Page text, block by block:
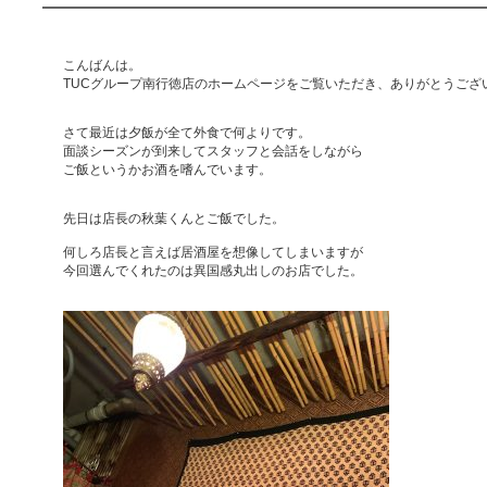
こんばんは。
TUCグループ南行徳店のホームページをご覧いただき、ありがとうござ
さて最近は夕飯が全て外食で何よりです。
面談シーズンが到来してスタッフと会話をしながら
ご飯というかお酒を嗜んでいます。
先日は店長の秋葉くんとご飯でした。
何しろ店長と言えば居酒屋を想像してしまいますが
今回選んでくれたのは異国感丸出しのお店でした。